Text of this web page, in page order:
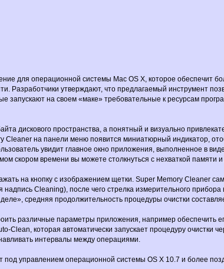
для операционной системы Mac OS X, которое обеспечит
Разработчики утверждают, что предлагаемый инструмент
запускают на своем «маке» требовательные к ресурсам
дискового пространства, а понятный и визуально
Cleaner на панели меню появится миниатюрный индикатор,
увидит главное окно приложения, выполненное в
скором времени вы можете столкнуться с нехваткой
на кнопку с изображением щетки. Super Memory Cleaner
Cleaning), после чего стрелка измерительного
средняя продолжительность процедуры очистки
различные параметры приложения, например обеспечить
Clean, которая автоматически запускает процедуру
интервалы между операциями.
управлением операционной системы OS X 10.7 и более